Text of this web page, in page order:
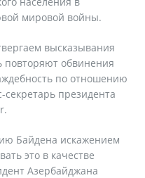
мировой войны.
высказывания
обвинения
по отношению
президента
Байдена искажением
это в качестве
Азербайджана